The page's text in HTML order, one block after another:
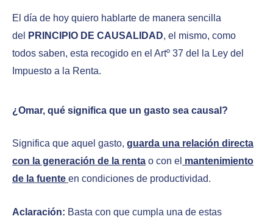
El día de hoy quiero hablarte de manera sencilla
del
PRINCIPIO DE CAUSALIDAD, el mismo, como
todos saben, esta recogido en el Artº 37 del la Ley del
Impuesto a la Renta.
¿Omar, qué significa que un gasto sea causal?
Significa que aquel gasto, guarda una relación directa
con la generación de la renta o con el mantenimiento
de la fuente en condiciones de productividad.
Aclaración: Basta con que cumpla una de estas